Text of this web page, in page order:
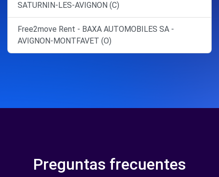
SATURNIN-LES-AVIGNON (C)
Free2move Rent - BAXA AUTOMOBILES SA -
AVIGNON-MONTFAVET (O)
Preguntas frecuentes